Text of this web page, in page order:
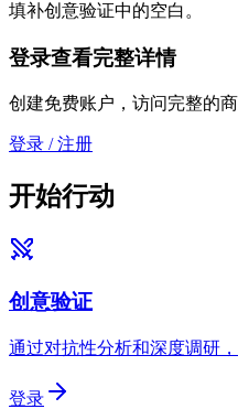
填补创意验证中的空白。
登录查看完整详情
创建免费账户，访问完整的
登录 / 注册
开始行动
创意验证
通过对抗性分析和深度调研
登录